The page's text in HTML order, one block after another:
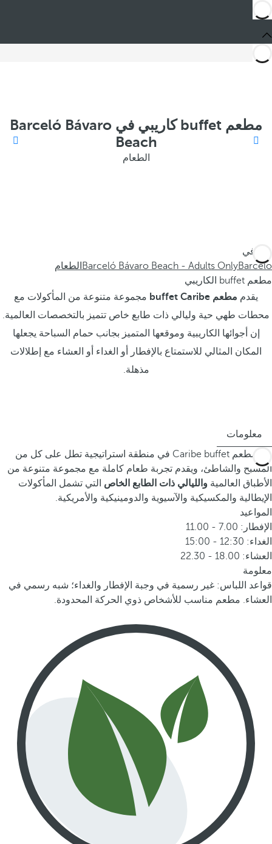
مطعم buffet كاريبي في Barceló Bávaro
Beach
الطعام
أنت في
Barceló
Barceló Bávaro Beach - Adults Only الطعام
مطعم buffet الكاريبي
يقدم مطعم buffet Caribe
مجموعة متنوعة من المأكولات مع
محطات طهي حية وليالي ذات طابع خاص تتميز بالتخصصات العالمية.
إن أجوائها الكاريبية وموقعها المتميز بجانب حمام السباحة يجعلها
المكان المثالي للاستمتاع بالإفطار أو الغداء أو العشاء مع إطلالات
مذهلة.
معلومات
يقع مطعم Caribe buffet في منطقة استراتيجية تطل على كل من
المسبح والشاطئ، ويقدم تجربة طعام كاملة مع مجموعة متنوعة من
الأطباق العالمية والليالي ذات الطابع الخاص التي تشمل المأكولات
الإيطالية والمكسيكية والآسيوية والدومينيكية والأمريكية.
المواعيد
الإفطار: 7.00 - 11.00
الغداء: 12:30 - 15:00
العشاء: 18.00 - 22.30
معلومة
قواعد اللباس: غير رسمية في وجبة الإفطار والغداء؛ شبه رسمي في
العشاء. مطعم مناسب للأشخاص ذوي الحركة المحدودة.